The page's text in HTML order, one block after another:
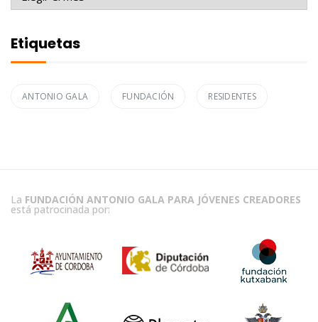
Etiquetas
ANTONIO GALA FUNDACIÓN RESIDENTES
La FUNDACIÓN ANTONIO GALA PARA JÓVENES CREADORES
está patrocinada por: